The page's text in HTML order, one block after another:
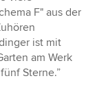
F" aus der
ist mit
am Werk
Sterne.”